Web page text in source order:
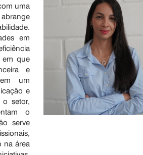
uma
em
em que
e
em um
e
o setor,
o
serve
na área